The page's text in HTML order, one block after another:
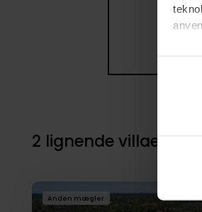
Ved
2 lignende villaer i
Anden mægler